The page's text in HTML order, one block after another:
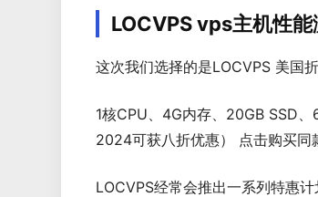
LOCVPS vps主机性能
这次我们选择的是LOCVPS 美国
1核CPU、4G内存、20GB SSD
2024可获八折优惠） 点击购买同
LOCVPS经常会推出一系列特惠